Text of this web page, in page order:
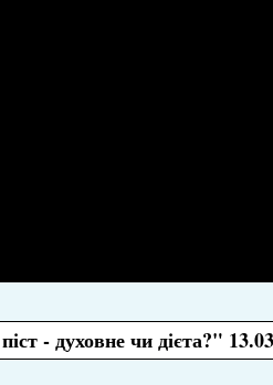
- духовне чи дієта?"